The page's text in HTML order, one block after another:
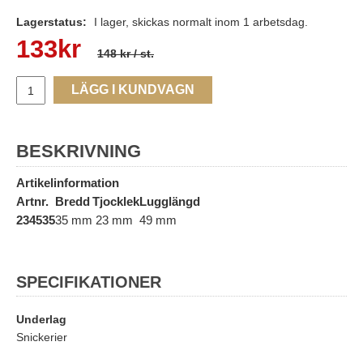
Lagerstatus: I lager, skickas normalt inom 1 arbetsdag.
133 kr 148 kr/ st.
LÄGG I KUNDVAGN
BESKRIVNING
Artikelinformation
Artnr. BreddTjocklekLugglängd
23453535 mm 23 mm 49 mm
SPECIFIKATIONER
Underlag
Snickerier